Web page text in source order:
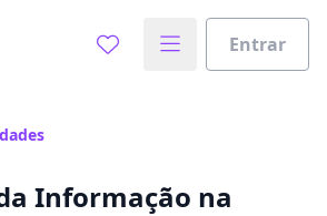
Entrar
Informação na